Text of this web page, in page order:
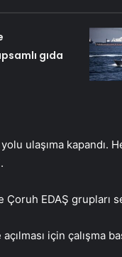
gıda
ulaşıma kapandı.
EDAŞ grupları
için çalışma